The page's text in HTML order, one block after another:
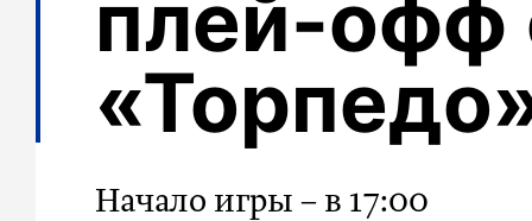
плей-офф
Начало игры – в 17:00